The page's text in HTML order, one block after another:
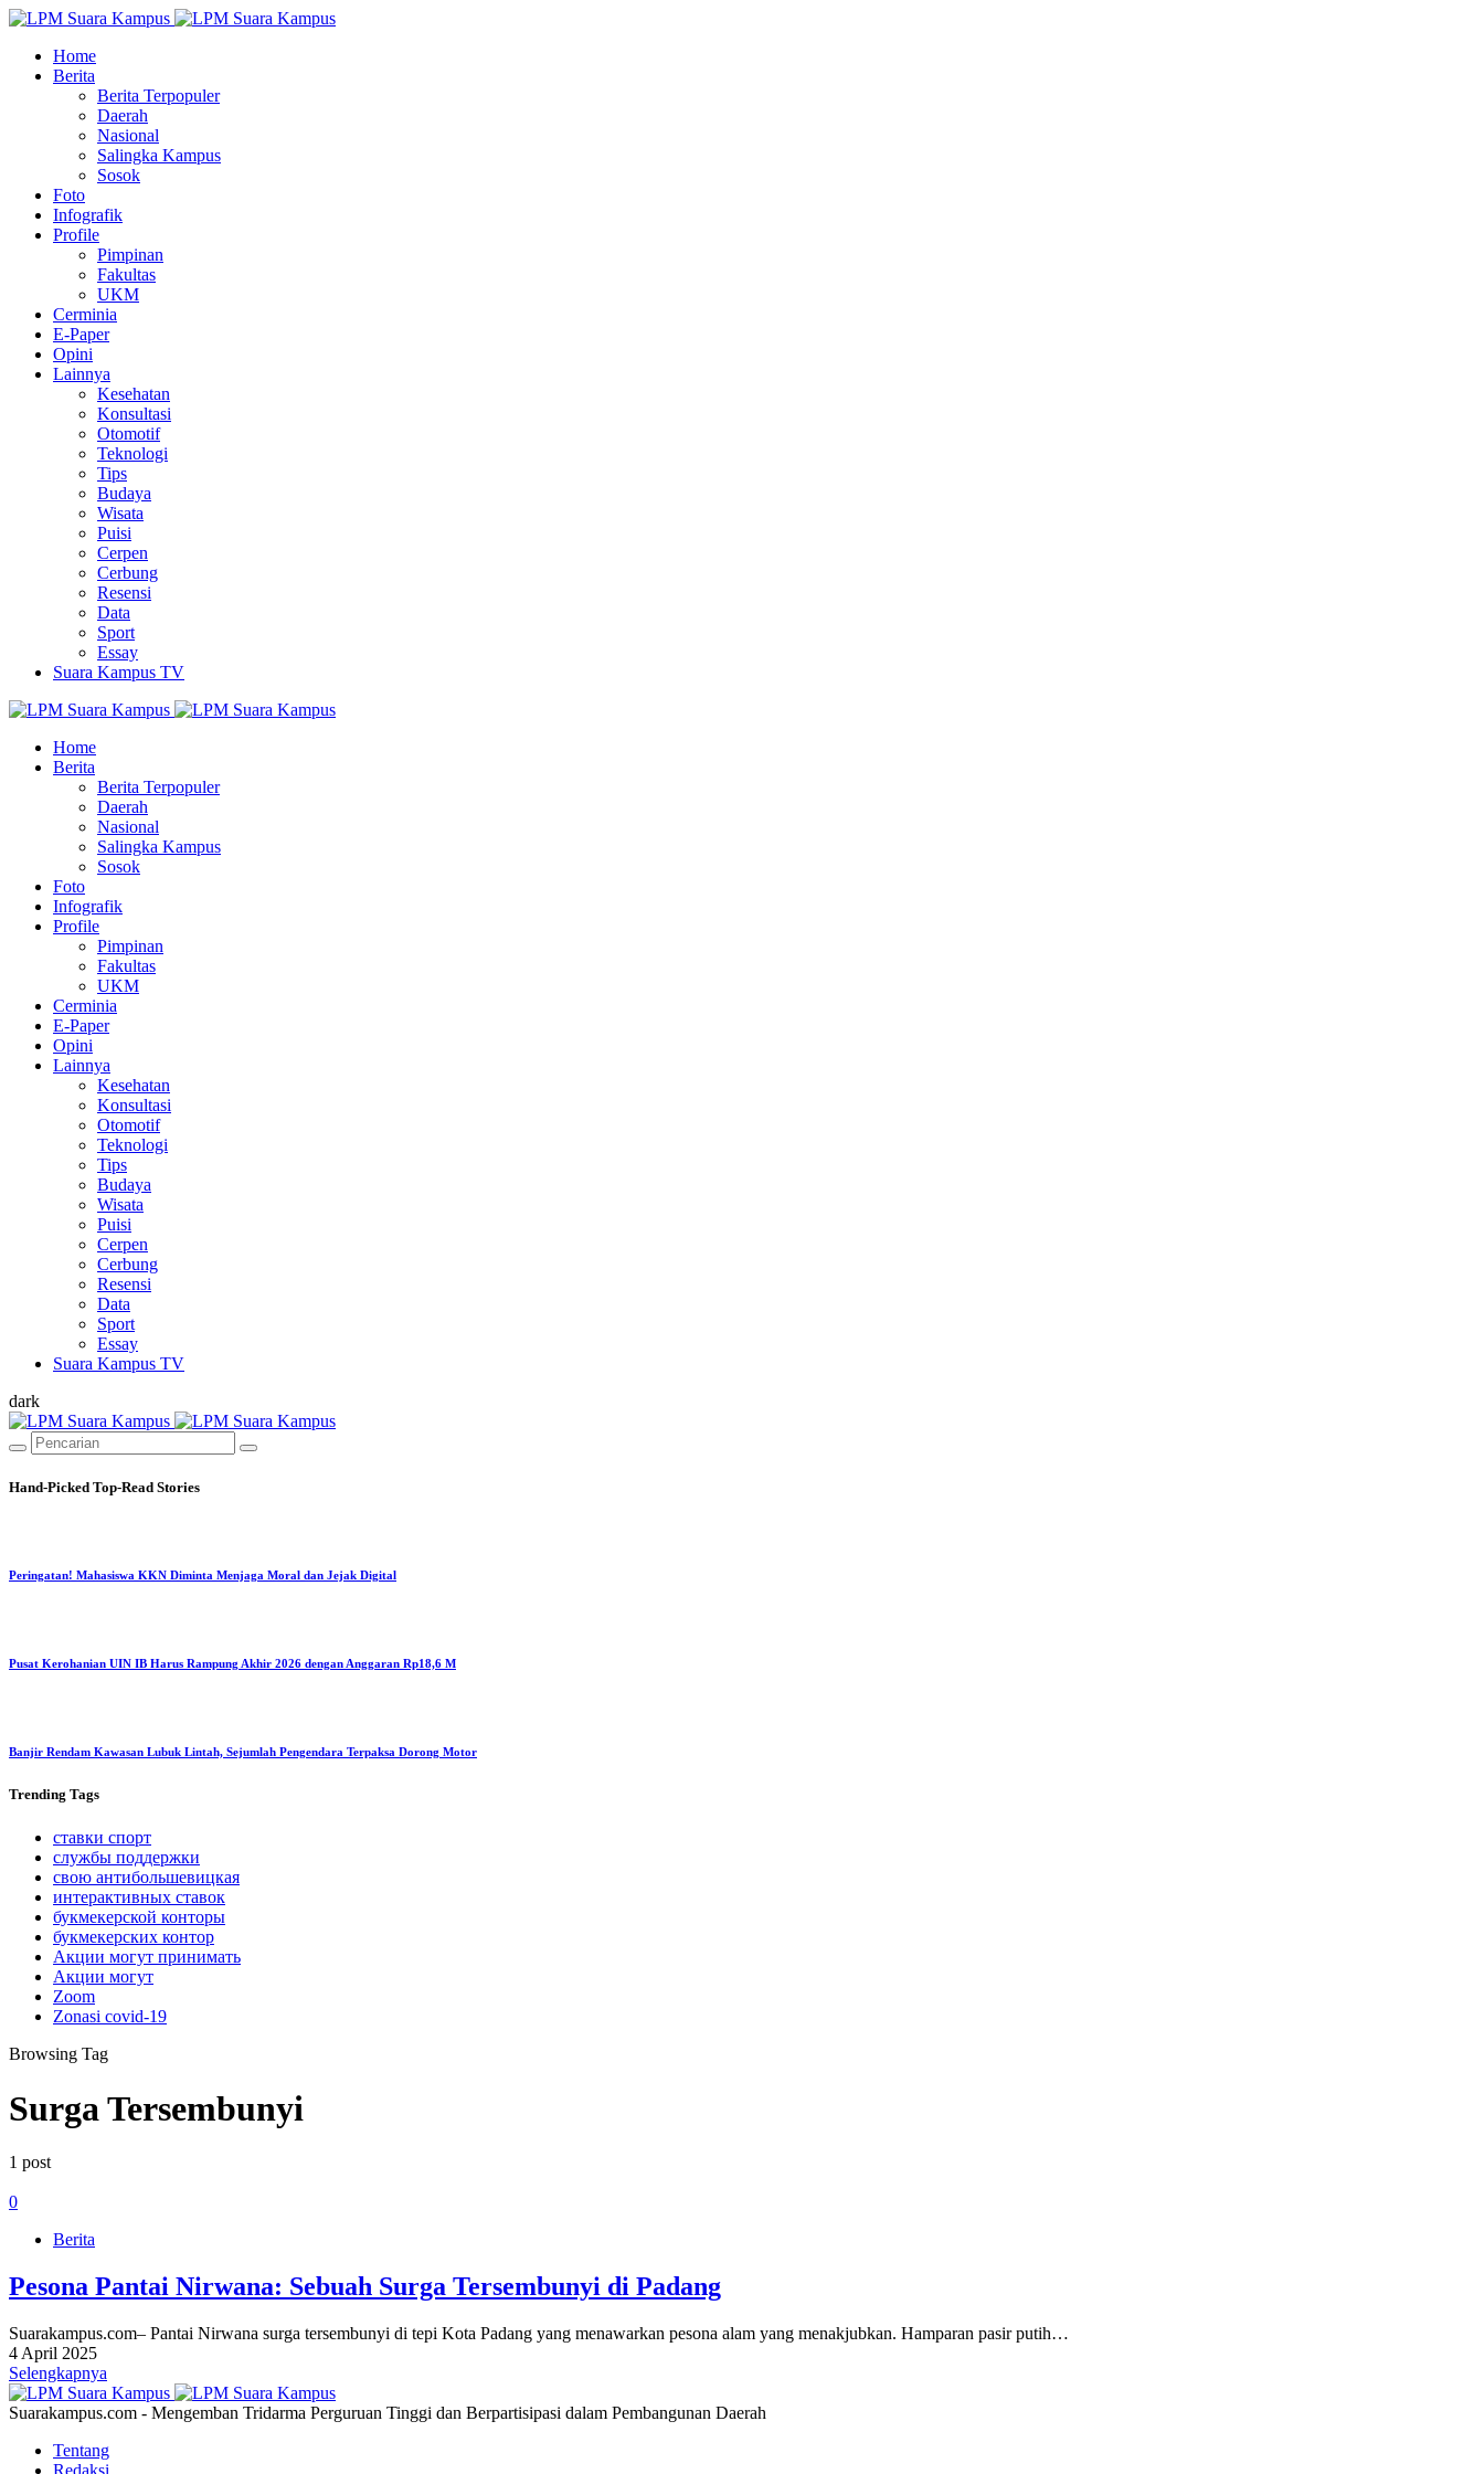
Home
Berita
Berita Terpopuler
Daerah
Nasional
Salingka Kampus
Sosok
Foto
Infografik
Profile
Pimpinan
Fakultas
UKM
Cerminia
E-Paper
Opini
Lainnya
Kesehatan
Konsultasi
Otomotif
Teknologi
Tips
Budaya
Wisata
Puisi
Cerpen
Cerbung
Resensi
Data
Sport
Essay
Suara Kampus TV
Home
Berita
Berita Terpopuler
Daerah
Nasional
Salingka Kampus
Sosok
Foto
Infografik
Profile
Pimpinan
Fakultas
UKM
Cerminia
E-Paper
Opini
Lainnya
Kesehatan
Konsultasi
Otomotif
Teknologi
Tips
Budaya
Wisata
Puisi
Cerpen
Cerbung
Resensi
Data
Sport
Essay
Suara Kampus TV
dark
Hand-Picked Top-Read Stories
Peringatan! Mahasiswa KKN Diminta Menjaga Moral dan Jejak Digital
Pusat Kerohanian UIN IB Harus Rampung Akhir 2026 dengan Anggaran Rp18,6 M
Banjir Rendam Kawasan Lubuk Lintah, Sejumlah Pengendara Terpaksa Dorong Motor
Trending Tags
ставки спорт
службы поддержки
свою антибольшевицкая
интерактивных ставок
букмекерской конторы
букмекерских контор
Акции могут принимать
Акции могут
Zoom
Zonasi covid-19
Browsing Tag
Surga Tersembunyi
1 post
0
Berita
Pesona Pantai Nirwana: Sebuah Surga Tersembunyi di Padang
Suarakampus.com– Pantai Nirwana surga tersembunyi di tepi Kota Padang yang menawarkan pesona alam yang menakjubkan. Hamparan pasir putih…
4 April 2025
Selengkapnya
Suarakampus.com - Mengemban Tridarma Perguruan Tinggi dan Berpartisipasi dalam Pembangunan Daerah
Tentang
Redaksi